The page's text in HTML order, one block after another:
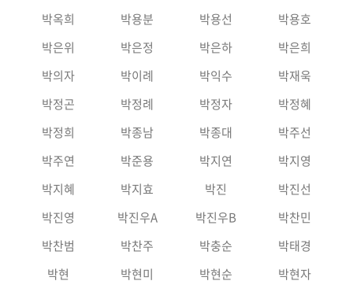
박옥희
박용분 박용선
박용호
박은위
박은정 박은하
박은희
박의자
박이례 박익수
박재욱
박정곤
박정례 박정자
박정혜
박정희
박종남 박종대
박주선
박주연
박준용 박지연
박지영
박지혜
박지효 박진
박진선
박진영
박진우A 박진우B
박찬민
박찬범
박찬주 박충순
박태경
박현
박현미 박현순
박현자